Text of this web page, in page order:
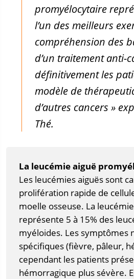
promyélocytaire
l’un des meilleurs
compréhension des
d’un traitement anti-
définitivement les
modèle de
d’autres cancers »
Thé.
La leucémie aiguë
Les leucémies aiguës sont
prolifération rapide de
moelle osseuse. La
représente 5 à 15% des
myéloides. Les symptômes
spécifiques (fièvre, pâleur,
cependant les patients
hémorragique plus sévère.